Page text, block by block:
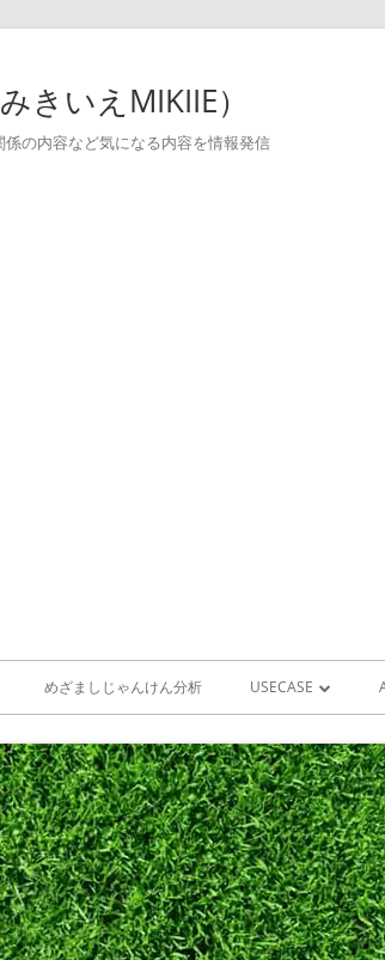
きいえMIKIIE）
の内容など気になる内容を情報発信
めざましじゃんけん分析 USECASE
ユースケース一覧 V1
雨が降り出す前に
スピーカーとライン
GOOGLE HOME音
ンをシャットダウン